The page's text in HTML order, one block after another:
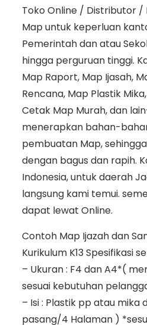
Toko Online / Distributor /
Map untuk keperluan
Pemerintah dan atau
hingga perguruan tinggi.
Map Raport, Map Ijasah,
Rencana, Map Plastik
Cetak Map Murah, dan
menerapkan bahan-
pembuatan Map,
dengan bagus dan rapih.
Indonesia, untuk daerah
langsung kami temui.
dapat lewat Online.
Contoh Map Ijazah dan
Kurikulum K13 Spesifikasi
– Ukuran : F4 dan A4*(
sesuai kebutuhan
– Isi : Plastik pp atau mika
pasang/4 Halaman )